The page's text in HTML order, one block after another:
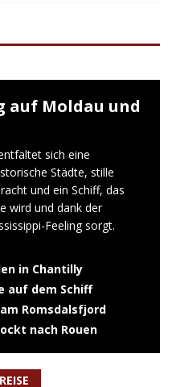
auf Moldau und
sich eine
Städte, stille
und ein Schiff, das
wird und dank der
Feeling sorgt.
in Chantilly
auf dem Schiff
Romsdalsfjord
nach Rouen